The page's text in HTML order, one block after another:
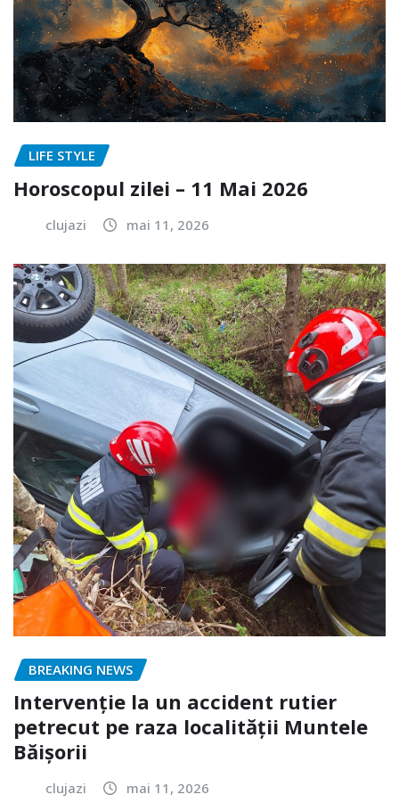
LIFE STYLE
Horoscopul zilei – 11 Mai 2026
clujazi mai 11, 2026
BREAKING NEWS
Intervenție la un accident rutier
petrecut pe raza localității Muntele
Băișorii
clujazi mai 11, 2026